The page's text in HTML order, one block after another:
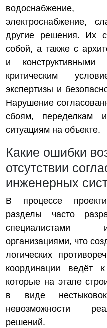
электроснабжение,
другие решения. Их
собой, а также с
и конструктивными
критическим
экспертизы и
Нарушение
сбоям, переделкам
ситуациям на объекте.
Какие ошибки
отсутствии
инженерных
В процессе
разделы часто
специалистами
организациями, что
логических
координации ведёт
которые на этапе
в виде
невозможности
решений.